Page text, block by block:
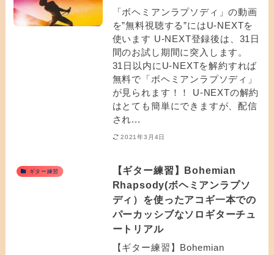
「ボヘミアンラプソディ」の動画
を”無料視聴する”にはU-NEXTを
使います U-NEXT登録後は、31日
間のお試し期間に突入します。
31日以内にU-NEXTを解約すれば
無料で「ボヘミアンラプソディ」
が見られます！！ U-NEXTの解約
はとても簡単にできますが、配信
され...
2021年3月4日
ギター練習
【ギター練習】Bohemian
Rhapsody(ボヘミアンラプソ
ディ）を使ったアコギ一本での
パーカッシブなソロギターチュ
ートリアル
【ギター練習】Bohemian